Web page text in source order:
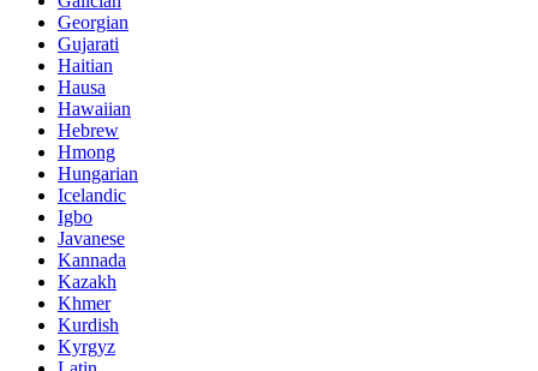
Georgian
Gujarati
Haitian
Hausa
Hawaiian
Hebrew
Hmong
Hungarian
Icelandic
Igbo
Javanese
Kannada
Kazakh
Khmer
Kurdish
Kyrgyz